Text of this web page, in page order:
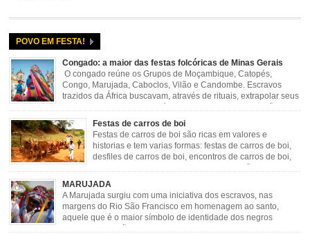
POVO EM FESTA!
Congado: a maior das festas folcóricas de Minas Gerais
O congado reúne os Grupos de Moçambique, Catopés,
Congo, Marujada, Caboclos, Vilão e Candombe. Escravos
trazidos da África buscavam, através de rituais, extrapolar seus
sentimentos e culto a sua fé. O Congado nasceu da fusão
destes ritos com a religião católica, imposta aos negros pela Igreja, surgindo
novas histórias que envolviam, sobretudo, Nossa Senhora do […]
Festas de carros de boi
Festas de carros de boi são ricas em valores e
historias e tem varias formas: festas de carros de boi,
desfiles de carros de boi, encontros de carros de boi,
de boi, carreteada, carreiros, candeeiros, boiadas, carapinas, artesãos,
exposição agropecuária, ou seja é um ponto forte […]
MARUJADA
A Marujada surgiu com uma iniciativa dos escravos, nas
margens do Rio São Francisco em homenagem ao santo,
aquele que é o maior símbolo de identidade dos negros